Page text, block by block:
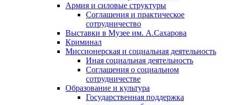
Армия и силовые структуры
Соглашения и практическое
сотрудничество
Выставки в Музее им. А.Сахарова
Криминал
Миссионерская и социальная деятельность
Иная социальная деятельность
Соглашения о социальном
сотрудничестве
Образование и культура
Государственная поддержка